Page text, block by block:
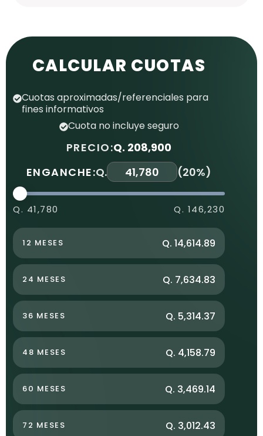
CALCULAR CUOTAS
Cuotas aproximadas/referenciales para
fines informativos
Cuota no incluye seguro
PRECIO:Q. 208,900
ENGANCHE:Q. (20%)
Q. 41,780 Q. 146,230
12 MESES Q. 14,614.89
24 MESES Q. 7,634.83
36 MESES Q. 5,314.37
48 MESES Q. 4,158.79
60 MESES Q. 3,469.14
72 MESES Q. 3,012.43